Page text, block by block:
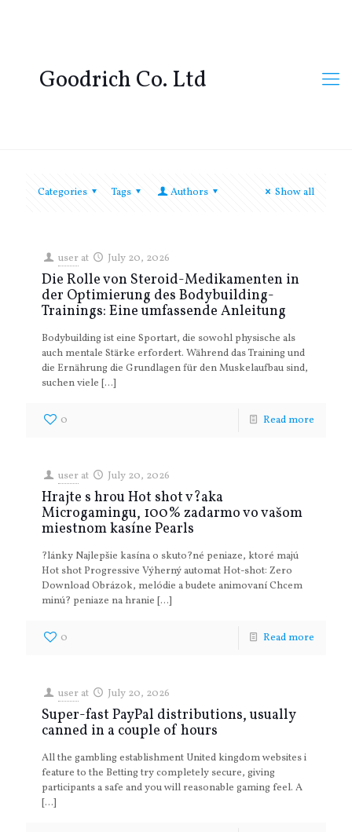
Goodrich Co. Ltd
Categories Tags Authors Show all
user at July 20, 2026
Die Rolle von Steroid-Medikamenten in
der Optimierung des Bodybuilding-
Trainings: Eine umfassende Anleitung
Bodybuilding ist eine Sportart, die sowohl physische als
auch mentale Stärke erfordert. Während das Training und
die Ernährung die Grundlagen für den Muskelaufbau sind,
suchen viele […]
0 Read more
user at July 20, 2026
Hrajte s hrou Hot shot v?aka
Microgamingu, 100% zadarmo vo vašom
miestnom kasíne Pearls
?lánky Najlepšie kasína o skuto?né peniaze, ktoré majú
Hot shot Progressive Výherný automat Hot-shot: Zero
Download Obrázok, melódie a budete animovaní Chcem
minú? peniaze na hranie […]
0 Read more
user at July 20, 2026
Super-fast PayPal distributions, usually
canned in a couple of hours
All the gambling establishment United kingdom websites i
feature to the Betting try completely secure, giving
participants a safe and you will reasonable gaming feel. A
[…]